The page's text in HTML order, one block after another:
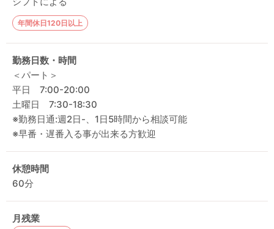
年間休日120日以上
勤務日数・時間
＜パート＞
平日 7:00-20:00
土曜日 7:30-18:30
※勤務日通:週2日-、1日5時間から相談可能
※早番・遅番入る事が出来る方歓迎
休憩時間
60分
月残業